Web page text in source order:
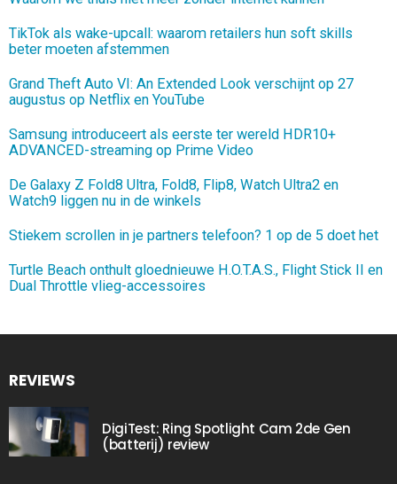
TikTok als wake-upcall: waarom retailers hun soft skills
beter moeten afstemmen
Grand Theft Auto VI: An Extended Look verschijnt op 27
augustus op Netflix en YouTube
Samsung introduceert als eerste ter wereld HDR10+
ADVANCED-streaming op Prime Video
De Galaxy Z Fold8 Ultra, Fold8, Flip8, Watch Ultra2 en
Watch9 liggen nu in de winkels
Stiekem scrollen in je partners telefoon? 1 op de 5 doet het
Turtle Beach onthult gloednieuwe H.O.T.A.S., Flight Stick II en
Dual Throttle vlieg-accessoires
REVIEWS
DigiTest: Ring Spotlight Cam 2de Gen
(batterij) review